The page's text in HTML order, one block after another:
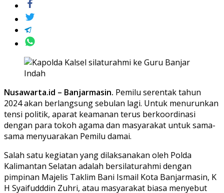
Nusawarta.id – Banjarmasin. Pemilu serentak tahun
2024 akan berlangsung sebulan lagi. Untuk menurunkan
tensi politik, aparat keamanan terus berkoordinasi
dengan para tokoh agama dan masyarakat untuk sama-
sama menyuarakan Pemilu damai.
Salah satu kegiatan yang dilaksanakan oleh Polda
Kalimantan Selatan adalah bersilaturahmi dengan
pimpinan Majelis Taklim Bani Ismail Kota Banjarmasin, K
H Syaifudddin Zuhri, atau masyarakat biasa menyebut